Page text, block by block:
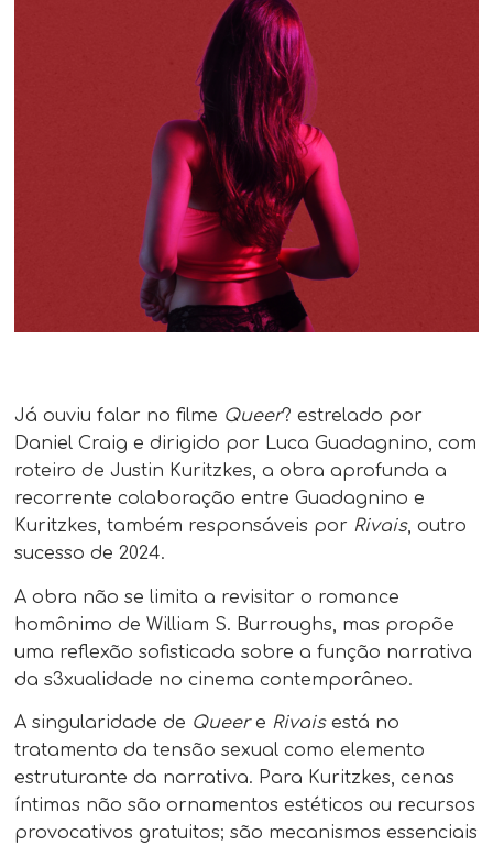
Já ouviu falar no filme Queer? estrelado por
Daniel Craig e dirigido por Luca Guadagnino, com
roteiro de Justin Kuritzkes, a obra aprofunda a
recorrente colaboração entre Guadagnino e
Kuritzkes, também responsáveis por Rivais, outro
sucesso de 2024.
A obra não se limita a revisitar o romance
homônimo de William S. Burroughs, mas propõe
uma reflexão sofisticada sobre a função narrativa
da s3xualidade no cinema contemporâneo.
A singularidade de Queere Rivaisestá no
tratamento da tensão sexual como elemento
estruturante da narrativa. Para Kuritzkes, cenas
íntimas não são ornamentos estéticos ou recursos
provocativos gratuitos; são mecanismos essenciais